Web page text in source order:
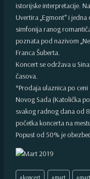
istorijske interpretacije.
Uvertira „Egmont“ i jedna
simfonija ranog
poznata pod nazivom
Franca Šuberta.
Koncert se održava u
časova.
*Prodaja ulaznica po
Novog Sada (Katolička
svakog radnog dana od
početka koncerta na
Popust od 50% je
Post
#koncert #mart #